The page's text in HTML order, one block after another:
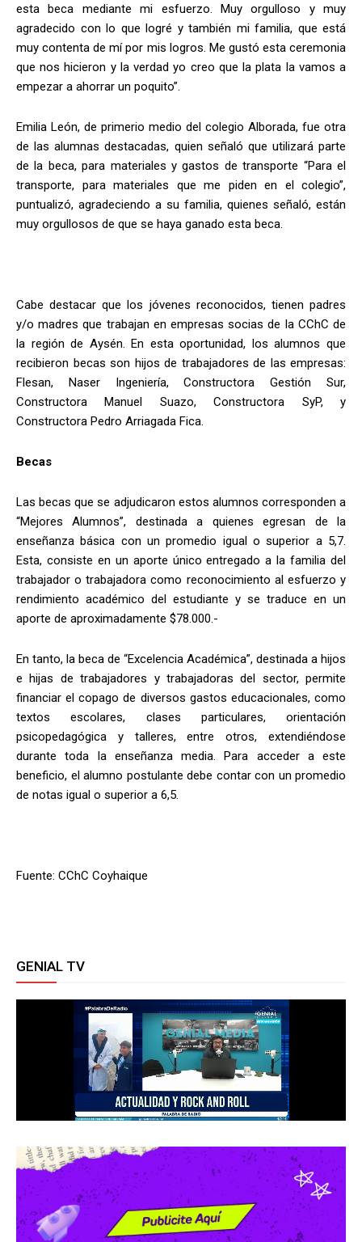
esta beca mediante mi esfuerzo. Muy orgulloso y muy
agradecido con lo que logré y también mi familia, que está
muy contenta de mí por mis logros. Me gustó esta ceremonia
que nos hicieron y la verdad yo creo que la plata la vamos a
empezar a ahorrar un poquito”.
Emilia León, de primerio medio del colegio Alborada, fue otra
de las alumnas destacadas, quien señaló que utilizará parte
de la beca, para materiales y gastos de transporte “Para el
transporte, para materiales que me piden en el colegio”,
puntualizó, agradeciendo a su familia, quienes señaló, están
muy orgullosos de que se haya ganado esta beca.
Cabe destacar que los jóvenes reconocidos, tienen padres
y/o madres que trabajan en empresas socias de la CChC de
la región de Aysén. En esta oportunidad, los alumnos que
recibieron becas son hijos de trabajadores de las empresas:
Flesan, Naser Ingeniería, Constructora Gestión Sur,
Constructora Manuel Suazo, Constructora SyP, y
Constructora Pedro Arriagada Fica.
Becas
Las becas que se adjudicaron estos alumnos corresponden a
“Mejores Alumnos”, destinada a quienes egresan de la
enseñanza básica con un promedio igual o superior a 5,7.
Esta, consiste en un aporte único entregado a la familia del
trabajador o trabajadora como reconocimiento al esfuerzo y
rendimiento académico del estudiante y se traduce en un
aporte de aproximadamente $78.000.-
En tanto, la beca de “Excelencia Académica”, destinada a hijos
e hijas de trabajadores y trabajadoras del sector, permite
financiar el copago de diversos gastos educacionales, como
textos escolares, clases particulares, orientación
psicopedagógica y talleres, entre otros, extendiéndose
durante toda la enseñanza media. Para acceder a este
beneficio, el alumno postulante debe contar con un promedio
de notas igual o superior a 6,5.
Fuente: CChC Coyhaique
GENIAL TV